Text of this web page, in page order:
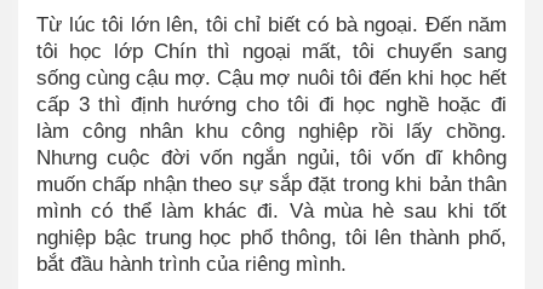
Từ lúc tôi lớn lên, tôi chỉ biết có bà ngoại. Đến năm
tôi học lớp Chín thì ngoại mất, tôi chuyển sang
sống cùng cậu mợ. Cậu mợ nuôi tôi đến khi học hết
cấp 3 thì định hướng cho tôi đi học nghề hoặc đi
làm công nhân khu công nghiệp rồi lấy chồng.
Nhưng cuộc đời vốn ngắn ngủi, tôi vốn dĩ không
muốn chấp nhận theo sự sắp đặt trong khi bản thân
mình có thể làm khác đi. Và mùa hè sau khi tốt
nghiệp bậc trung học phổ thông, tôi lên thành phố,
bắt đầu hành trình của riêng mình.